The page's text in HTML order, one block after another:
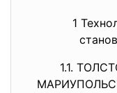
1
1.1.